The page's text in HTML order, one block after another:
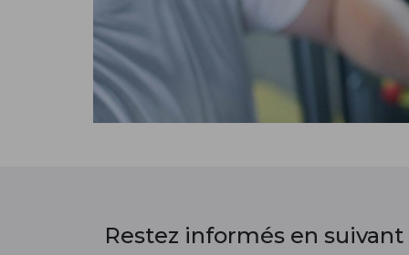
Restez informés en